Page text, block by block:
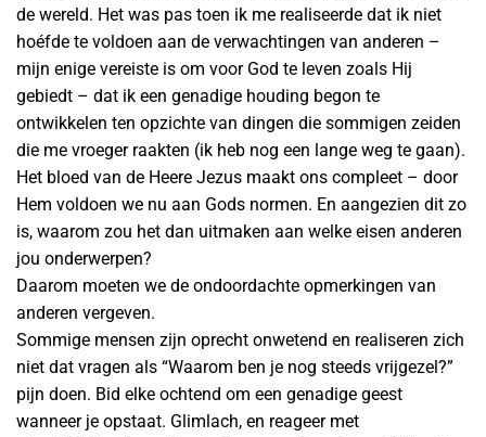
de wereld. Het was pas toen ik me realiseerde dat ik niet
hoéfde te voldoen aan de verwachtingen van anderen –
mijn enige vereiste is om voor God te leven zoals Hij
gebiedt – dat ik een genadige houding begon te
ontwikkelen ten opzichte van dingen die sommigen zeiden
die me vroeger raakten (ik heb nog een lange weg te gaan).
Het bloed van de Heere Jezus maakt ons compleet – door
Hem voldoen we nu aan Gods normen. En aangezien dit zo
is, waarom zou het dan uitmaken aan welke eisen anderen
jou onderwerpen?
Daarom moeten we de ondoordachte opmerkingen van
anderen vergeven.
Sommige mensen zijn oprecht onwetend en realiseren zich
niet dat vragen als “Waarom ben je nog steeds vrijgezel?”
pijn doen. Bid elke ochtend om een genadige geest
wanneer je opstaat. Glimlach, en reageer met